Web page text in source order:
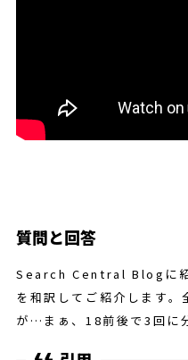
質問と回答
Search Central Blogに紹
を和訳してご紹介します
が…まぁ、18前後で3回に